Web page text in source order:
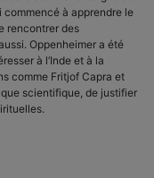
commencé à apprendre le
rencontrer des
Oppenheimer a été
à l’Inde et à la
comme Fritjof Capra et
que scientifique, de justifier